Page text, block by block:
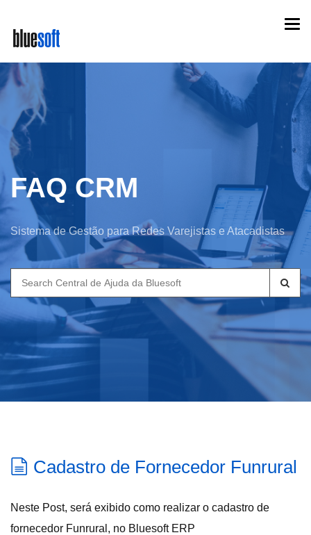
main
content
FAQ CRM
Sistema de Gestão para Redes Varejistas e Atacadistas
Search
for:
Cadastro de Fornecedor Funrural
Neste Post, será exibido como realizar o cadastro de
fornecedor Funrural, no Bluesoft ERP